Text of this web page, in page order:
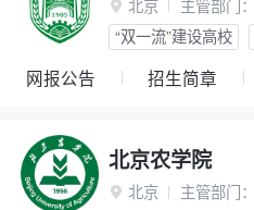
 北京 主管部门：
“双一流”建设高校
网报公告 招生简章
北京农学院
 北京 主管部门：